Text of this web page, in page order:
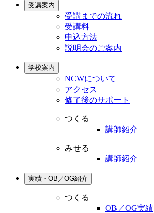
受講案内
受講までの流れ
受講料
申込方法
説明会のご案内
学校案内
NCWについて
アクセス
修了後のサポート
つくる
講師紹介
みせる
講師紹介
実績・OB／OG紹介
つくる
OB／OG実績